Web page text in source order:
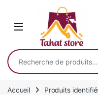
Recherche pour :
Accueil Produits